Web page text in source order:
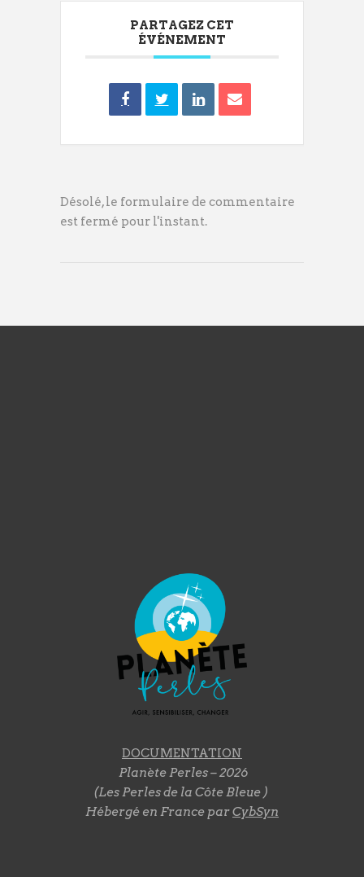
PARTAGEZ CET
ÉVÉNEMENT
Désolé, le formulaire de commentaire
est fermé pour l'instant.
DOCUMENTATION
Planète Perles – 2026
(Les Perles de la Côte Bleue )
Hébergé en France parCybSyn